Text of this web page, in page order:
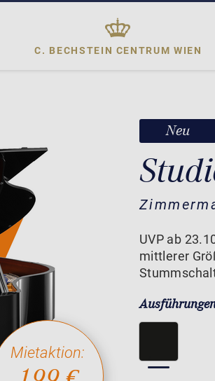
C. BECHSTEIN CENTRUM WIEN
Mietaktion:
Neu
UVP ab
mittlerer